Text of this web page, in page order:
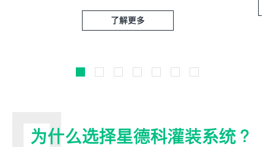
了解更多
为什么选择星德科灌装系统？